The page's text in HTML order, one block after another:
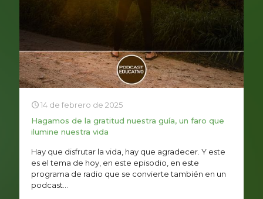
14 de febrero de 2025
Hagamos de la gratitud nuestra guía, un faro que
ilumine nuestra vida
Hay que disfrutar la vida, hay que agradecer. Y este
es el tema de hoy, en este episodio, en este
programa de radio que se convierte también en un
podcast...